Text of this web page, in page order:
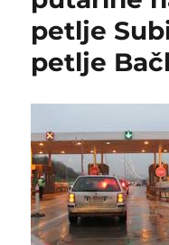
petlje
petlje